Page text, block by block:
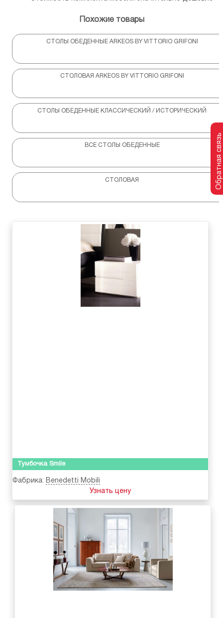
Похожие товары
СТОЛЫ ОБЕДЕННЫЕ ARKEOS BY VITTORIO GRIFONI
СТОЛОВАЯ ARKEOS BY VITTORIO GRIFONI
СТОЛЫ ОБЕДЕННЫЕ КЛАССИЧЕСКИЙ / ИСТОРИЧЕСКИЙ
ВСЕ СТОЛЫ ОБЕДЕННЫЕ
СТОЛОВАЯ
Тумбочка Smile
Фабрика: Benedetti Mobili
Узнать цену
Обратная связь